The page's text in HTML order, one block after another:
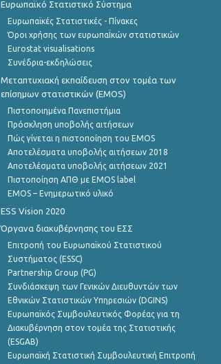
Ευρωπαϊκό Στατιστικό Σύστημα
Ευρωπαϊκές Στατιστικές - Πίνακες
Όροι χρήσης των ευρωπαΪκών στατιστικών
Eurostat visualisations
Συνέδρια-εκδηλώσεις
Μεταπτυχιακή εκπαίδευση στον τομέα των
επίσημων στατιστικών (EMOS)
Πιστοποιημένα Πανεπιστήμια
Πρόσκληση υποβολής αιτήσεων
Πώς γίνεται η πιστοποίηση του EMOS
Αποτελέσματα υποβολής αιτήσεων 2018
Αποτελέσματα υποβολής αιτήσεων 2021
Πιστοποίηση ΑΠΘ με EMOS label
EMOS – Ενημερωτικό υλικό
ESS Vision 2020
Όργανα διακυβέρνησης του ΕΣΣ
Επιτροπή του Ευρωπαϊκού Στατιστικού
Συστήματος (ESSC)
Partnership Group (PG)
Συνδιάσκεψη των Γενικών Διευθυντών των
Εθνικών Στατιστικών Υπηρεσιών (DGINS)
Ευρωπαϊκός Συμβουλευτικός Φορέας για τη
Διακυβέρνηση στον τομέα της Στατιστικής
(ESGAB)
Ευρωπαϊκή Στατιστική Συμβουλευτική Επιτροπή